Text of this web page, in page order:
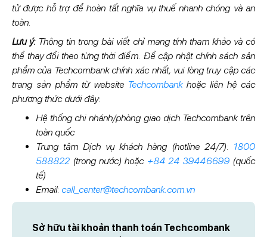
tử được hỗ trợ để hoàn tất nghĩa vụ thuế nhanh chóng và an
toàn.
Lưu ý: Thông tin trong bài viết chỉ mang tính tham khảo và có
thể thay đổi theo từng thời điểm. Để cập nhật chính sách sản
phẩm của Techcombank chính xác nhất, vui lòng truy cập các
trang sản phẩm từ website Techcombankhoặc liên hệ các
phương thức dưới đây:
Hệ thống chi nhánh/phòng giao dịch Techcombank trên
toàn quốc
Trung tâm Dịch vụ khách hàng (hotline 24/7): 1800
588822(trong nước) hoặc +84 24 39446699(quốc
tế)
Email: call_center@techcombank.com.vn
Sở hữu tài khoản thanh toán Techcombank